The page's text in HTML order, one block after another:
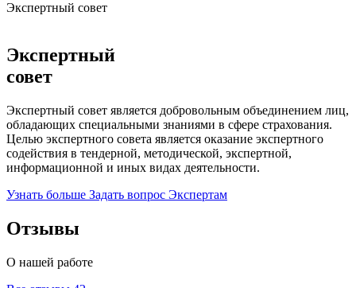
Экспертный совет
Экспертный
совет
Экспертный совет является добровольным объединением лиц,
обладающих специальными знаниями в сфере страхования.
Целью экспертного совета является оказание экспертного
содействия в тендерной, методической, экспертной,
информационной и иных видах деятельности.
Узнать больше Задать вопрос Экспертам
Отзывы
О нашей работе